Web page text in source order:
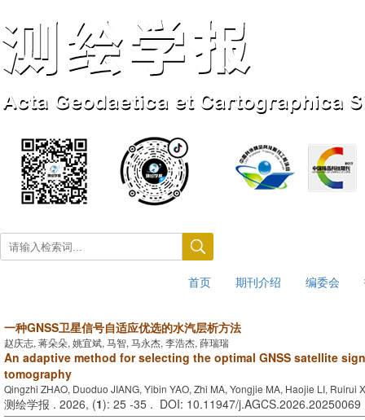
首页 期刊介绍 编委会
一种GNSS卫星信号自适应优选的水汽层析方法
赵庆志, 蒋朵朵, 姚宜斌, 马智, 马永杰, 李浩杰, 薛瑞瑞
An adaptive method for selecting the optimal GNSS satellite
tomography
Qingzhi ZHAO, Duoduo JIANG, Yibin YAO, Zhi MA, Yongjie MA, Haojie LI, Ruirui
测绘学报 . 2026, (1): 25 -35 . DOI: 10.11947/j.AGCS.2026.20250069